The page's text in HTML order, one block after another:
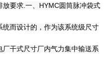
要求.一、HYMC圆筒脉冲袋式
而设计的，作为该系统级尺寸
干式尺寸厂内气力集中输送系